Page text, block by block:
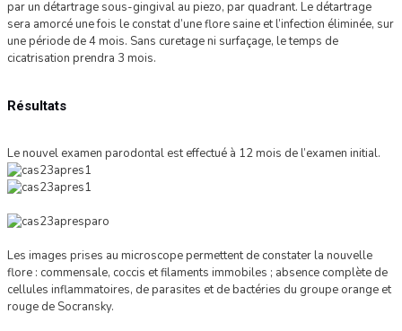
par un détartrage sous-gingival au piezo, par quadrant. Le détartrage
sera amorcé une fois le constat d’une flore saine et l’infection éliminée, sur
une période de 4 mois. Sans curetage ni surfaçage, le temps de
cicatrisation prendra 3 mois.
Résultats
Le nouvel examen parodontal est effectué à 12 mois de l’examen initial.
Les images prises au microscope permettent de constater la nouvelle
flore : commensale, coccis et filaments immobiles ; absence complète de
cellules inflammatoires, de parasites et de bactéries du groupe orange et
rouge de Socransky.